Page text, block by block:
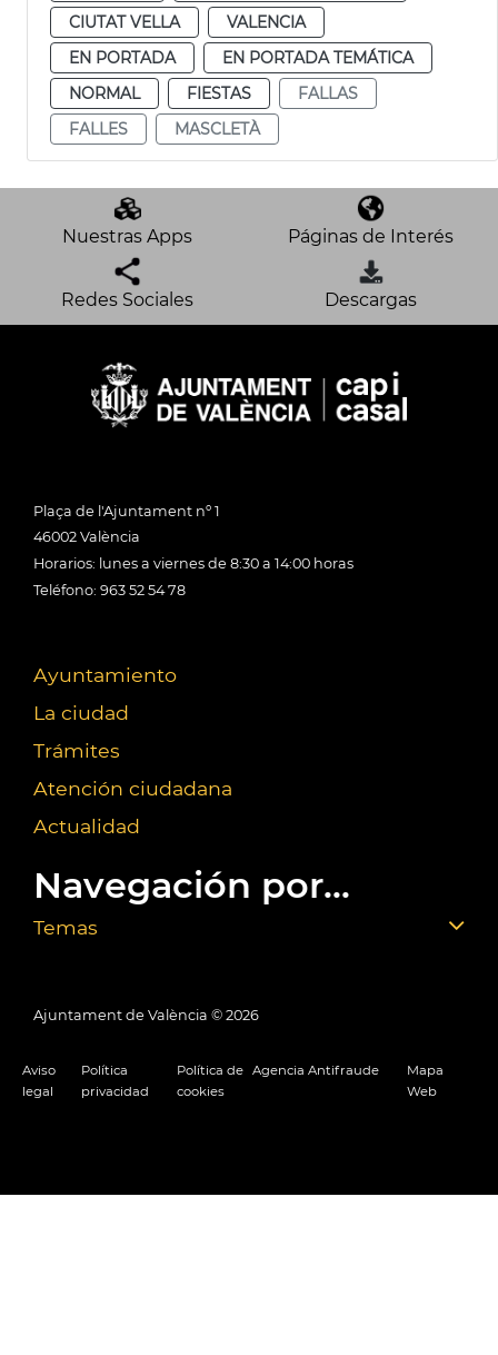
CIUTAT VELLA
VALENCIA
EN PORTADA
EN PORTADA TEMÁTICA
NORMAL
FIESTAS
FALLAS
FALLES
MASCLETÀ
Nuestras Apps Páginas de Interés
Redes Sociales Descargas
Plaça de l'Ajuntament nº 1
46002 València
Horarios: lunes a viernes de 8:30 a 14:00 horas
Teléfono: 963 52 54 78
Ayuntamiento
La ciudad
Trámites
Atención ciudadana
Actualidad
Navegación por...
Temas
Ajuntament de València © 2026
Aviso
legal
Política
privacidad
Política de
cookies
Agencia Antifraude
Mapa
Web